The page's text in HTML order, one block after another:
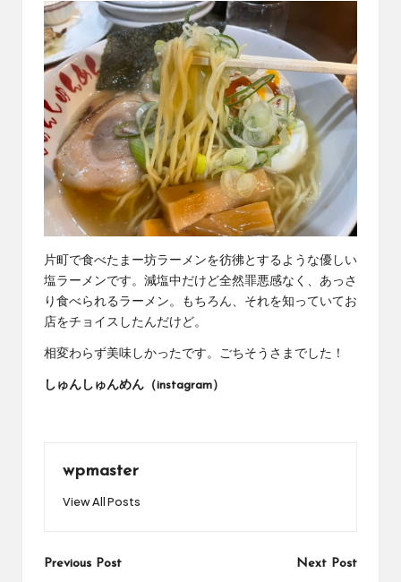
片町で食べたまー坊ラーメンを彷彿とするような優しい
塩ラーメンです。減塩中だけど全然罪悪感なく、あっさ
り食べられるラーメン。もちろん、それを知っていてお
店をチョイスしたんだけど。
相変わらず美味しかったです。ごちそうさまでした！
しゅんしゅんめん（instagram）
wpmaster
View All Posts
Post
Previous Post Next Post